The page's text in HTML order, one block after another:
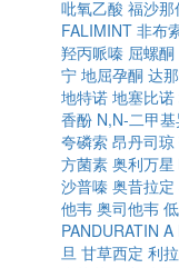
吡氧乙酸 福沙那
FALIMINT 非布
羟丙哌嗪 屈螺酮
宁 地屈孕酮 达
地特诺 地塞比诺
香酚 N,N-二甲
夸磷索 昂丹司琼
方菌素 奥利万星
沙普嗪 奥昔拉定
他韦 奥司他韦
PANDURATIN A
旦 甘草西定 利